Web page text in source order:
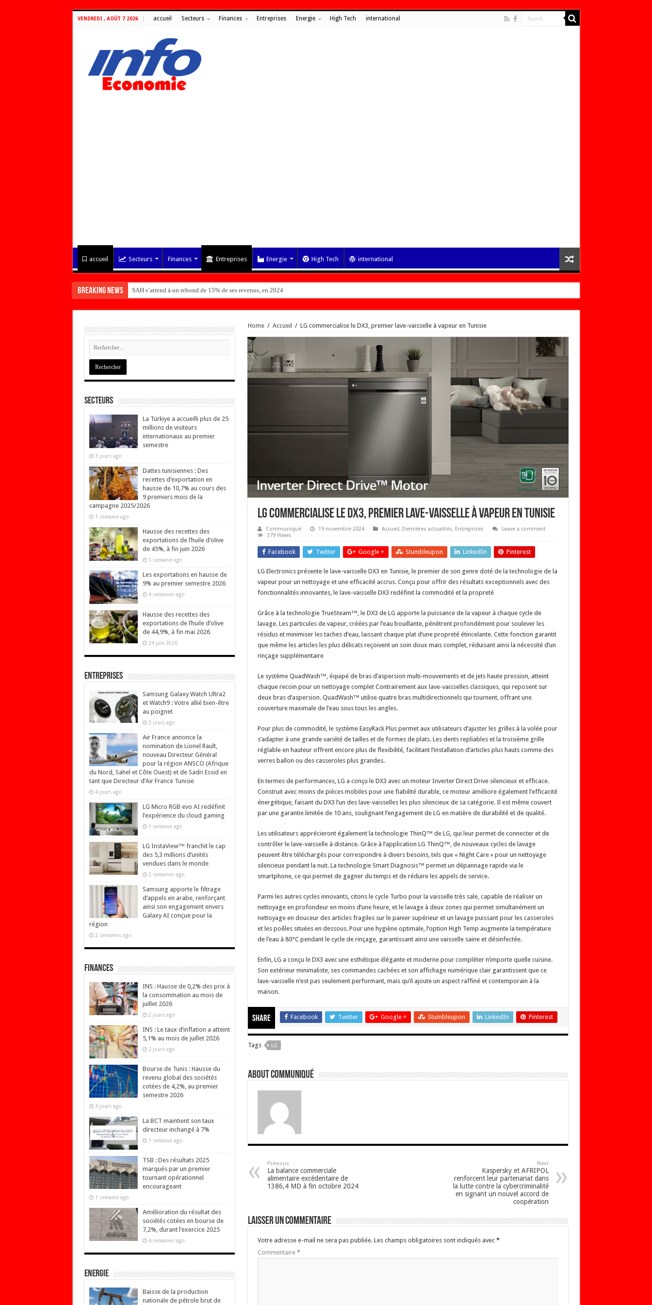
VENDREDI , AOÛT 7 2026 accueil Secteurs Finances Entreprises Energie High Tech international
accueil Secteurs Finances Entreprises Energie High Tech international
Breaking News SAH s’attend à un rebond de 15% de ses revenus, en 2024
Home / Accueil / LG commercialise le DX3, premier lave-vaisselle à vapeur en Tunisie
LG commercialise le DX3, premier lave-vaisselle à vapeur en Tunisie
Communiqué 19 novembre 2024 Accueil , Dernières actualités, Entreprises
Leave a comment
379 Views
Facebook Twitter Google + Stumbleupon LinkedIn Pinterest
LG Electronics présente le lave-vaisselle DX3 en Tunisie, le premier de son genre doté de la technologie de la
vapeur pour un nettoyage et une efficacité accrus. Conçu pour offrir des résultats exceptionnels avec des
fonctionnalités innovantes, le lave-vaisselle DX3 redéfinit la commodité et la propreté
Grâce à la technologie TrueSteam™, le DX3 de LG apporte la puissance de la vapeur à chaque cycle de
lavage. Les particules de vapeur, créées par l’eau bouillante, pénètrent profondément pour soulever les
résidus et minimiser les taches d’eau, laissant chaque plat d’une propreté étincelante. Cette fonction garantit
que même les articles les plus délicats reçoivent un soin doux mais complet, réduisant ainsi la nécessité d’un
rinçage supplémentaire
Le système QuadWash™, équipé de bras d’aspersion multi-mouvements et de jets haute pression, atteint
chaque recoin pour un nettoyage complet Contrairement aux lave-vaisselles classiques, qui reposent sur
deux bras d’aspersion. QuadWash™ utilise quatre bras multidirectionnels qui tournent, offrant une
couverture maximale de l’eau sous tous les angles.
Pour plus de commodité, le système EasyRack Plus permet aux utilisateurs d’ajuster les grilles à la volée pour
s’adapter à une grande variété de tailles et de formes de plats. Les dents repliables et la troisième grille
réglable en hauteur offrent encore plus de flexibilité, facilitant l’installation d’articles plus hauts comme des
verres ballon ou des casseroles plus grandes.
En termes de performances, LG a conçu le DX3 avec un moteur Inverter Direct Drive silencieux et efficace.
Construit avec moins de pièces mobiles pour une fiabilité durable, ce moteur améliore également l’efficacité
énergétique, faisant du DX3 l’un des lave-vaisselles les plus silencieux de sa catégorie. Il est même couvert
par une garantie limitée de 10 ans, soulignant l’engagement de LG en matière de durabilité et de qualité.
Les utilisateurs apprécieront également la technologie ThinQ™ de LG, qui leur permet de connecter et de
contrôler le lave-vaisselle à distance. Grâce à l’application LG ThinQ™, de nouveaux cycles de lavage
peuvent être téléchargés pour correspondre à divers besoins, tels que « Night Care » pour un nettoyage
silencieux pendant la nuit. La technologie Smart Diagnosis™ permet un dépannage rapide via le
smartphone, ce qui permet de gagner du temps et de réduire les appels de service.
Parmi les autres cycles innovants, citons le cycle Turbo pour la vaisselle très sale, capable de réaliser un
nettoyage en profondeur en moins d’une heure, et le lavage à deux zones qui permet simultanément un
nettoyage en douceur des articles fragiles sur le panier supérieur et un lavage puissant pour les casseroles
et les poêles situées en dessous. Pour une hygiène optimale, l’option High Temp augmente la température
de l’eau à 80°C pendant le cycle de rinçage, garantissant ainsi une vaisselle saine et désinfectée.
Enfin, LG a conçu le DX3 avec une esthétique élégante et moderne pour compléter n’importe quelle cuisine.
Son extérieur minimaliste, ses commandes cachées et son affichage numérique clair garantissent que ce
lave-vaisselle n’est pas seulement performant, mais qu’il ajoute un aspect raffiné et contemporain à la
maison.
Share Facebook Twitter Google + Stumbleupon LinkedIn Pinterest
Tags LG
About Communiqué
Previous
La balance commerciale
alimentaire excédentaire de
1386,4 MD à fin octobre 2024
Next
Kaspersky et AFRIPOL
renforcent leur partenariat dans
la lutte contre la cybercriminalité
en signant un nouvel accord de
coopération
Laisser un commentaire
Votre adresse e-mail ne sera pas publiée. Les champs obligatoires sont indiqués avec *
Commentaire *
Secteurs
La Türkiye a accueilli plus de 25
millions de visiteurs
internationaux au premier
semestre
3 jours ago
Dattes tunisiennes : Des
recettes d’exportation en
hausse de 10,7% au cours des
9 premiers mois de la
campagne 2025/2026
1 semaine ago
Hausse des recettes des
exportations de l’huile d’olive
de 45%, à fin juin 2026
1 semaine ago
Les exportations en hausse de
9% au premier semestre 2026
4 semaines ago
Hausse des recettes des
exportations de l’huile d’olive
de 44,9%, à fin mai 2026
24 juin 2026
Entreprises
Samsung Galaxy Watch Ultra2
et Watch9 : Votre allié bien-être
au poignet
3 jours ago
Air France annonce la
nomination de Lionel Rault,
nouveau Directeur Général
pour la région ANSCO (Afrique
du Nord, Sahel et Côte Ouest) et de Sadri Essid en
tant que Directeur d’Air France Tunisie
4 jours ago
LG Micro RGB evo AI redéfinit
l’expérience du cloud gaming
1 semaine ago
LG InstaView™ franchit le cap
des 5,3 millions d’unités
vendues dans le monde
2 semaines ago
Samsung apporte le filtrage
d’appels en arabe, renforçant
ainsi son engagement envers
Galaxy AI conçue pour la
région
2 semaines ago
Finances
INS : Hausse de 0,2% des prix à
la consommation au mois de
juillet 2026
2 jours ago
INS : Le taux d’inflation a atteint
5,1% au mois de juillet 2026
2 jours ago
Bourse de Tunis : Hausse du
revenu global des sociétés
cotées de 4,2%, au premier
semestre 2026
3 jours ago
La BCT maintient son taux
directeur inchangé à 7%
1 semaine ago
TSB : Des résultats 2025
marqués par un premier
tournant opérationnel
encourageant
1 semaine ago
Amélioration du résultat des
sociétés cotées en bourse de
7,2%, durant l’exercice 2025
4 semaines ago
Energie
Baisse de la production
nationale de pétrole brut de